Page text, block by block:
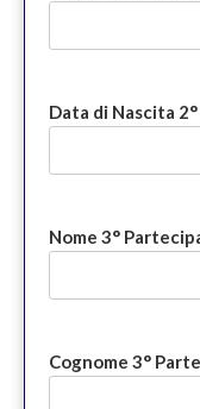
Data di Nascita
Nome 3°
Cognome 3°